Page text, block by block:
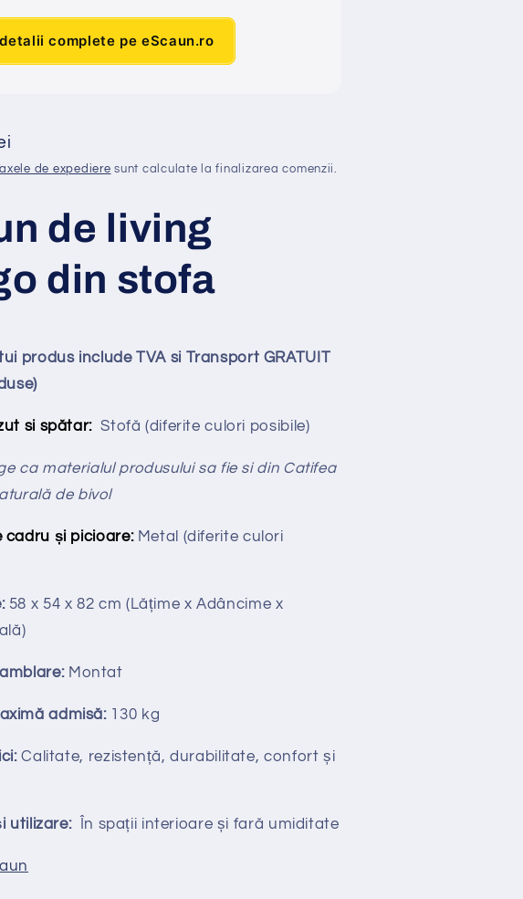
complete pe eScaun.ro
de expediere sunt calculate la finalizarea comenzii.
de living
din stofa
produs include TVA si Transport GRATUIT
si spătar: Stofă (diferite culori posibile)
ca materialul produsului sa fie si din Catifea
de bivol
cadru și picioare: Metal (diferite culori
58 x 54 x 82 cm (Lățime x Adâncime x
)
Montat
admisă: 130 kg
Calitate, rezistență, durabilitate, confort și
utilizare:În spații interioare și fară umiditate